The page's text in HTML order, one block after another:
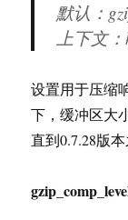
默认：
上下文：
设置用于压缩
下，缓冲区大
直到0.7.28版